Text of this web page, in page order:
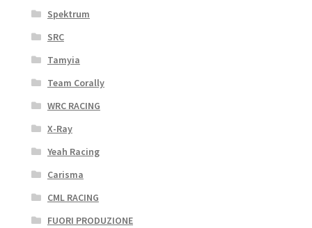
Spektrum
SRC
Tamyia
Team Corally
WRC RACING
X-Ray
Yeah Racing
Carisma
CML RACING
FUORI PRODUZIONE